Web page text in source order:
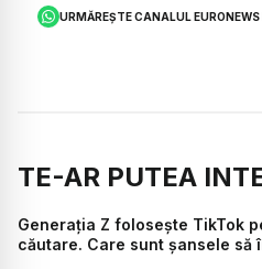
URMĂREȘTE CANALUL
TE-AR PUTEA
Generația Z folosește TikTok
căutare. Care sunt șansele să